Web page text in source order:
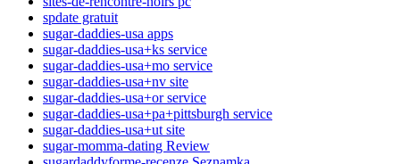
spdate gratuit
sugar-daddies-usa apps
sugar-daddies-usa+ks service
sugar-daddies-usa+mo service
sugar-daddies-usa+nv site
sugar-daddies-usa+or service
sugar-daddies-usa+pa+pittsburgh service
sugar-daddies-usa+ut site
sugar-momma-dating Review